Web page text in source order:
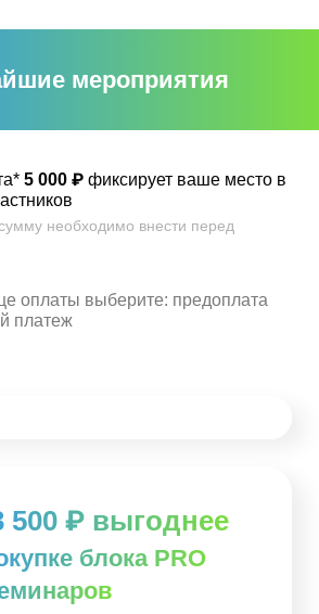
мероприятия
5 000 ₽ фиксирует ваше место в
необходимо внести перед
оплаты выберите: предоплата
платеж
500 ₽ выгоднее
блока PRO